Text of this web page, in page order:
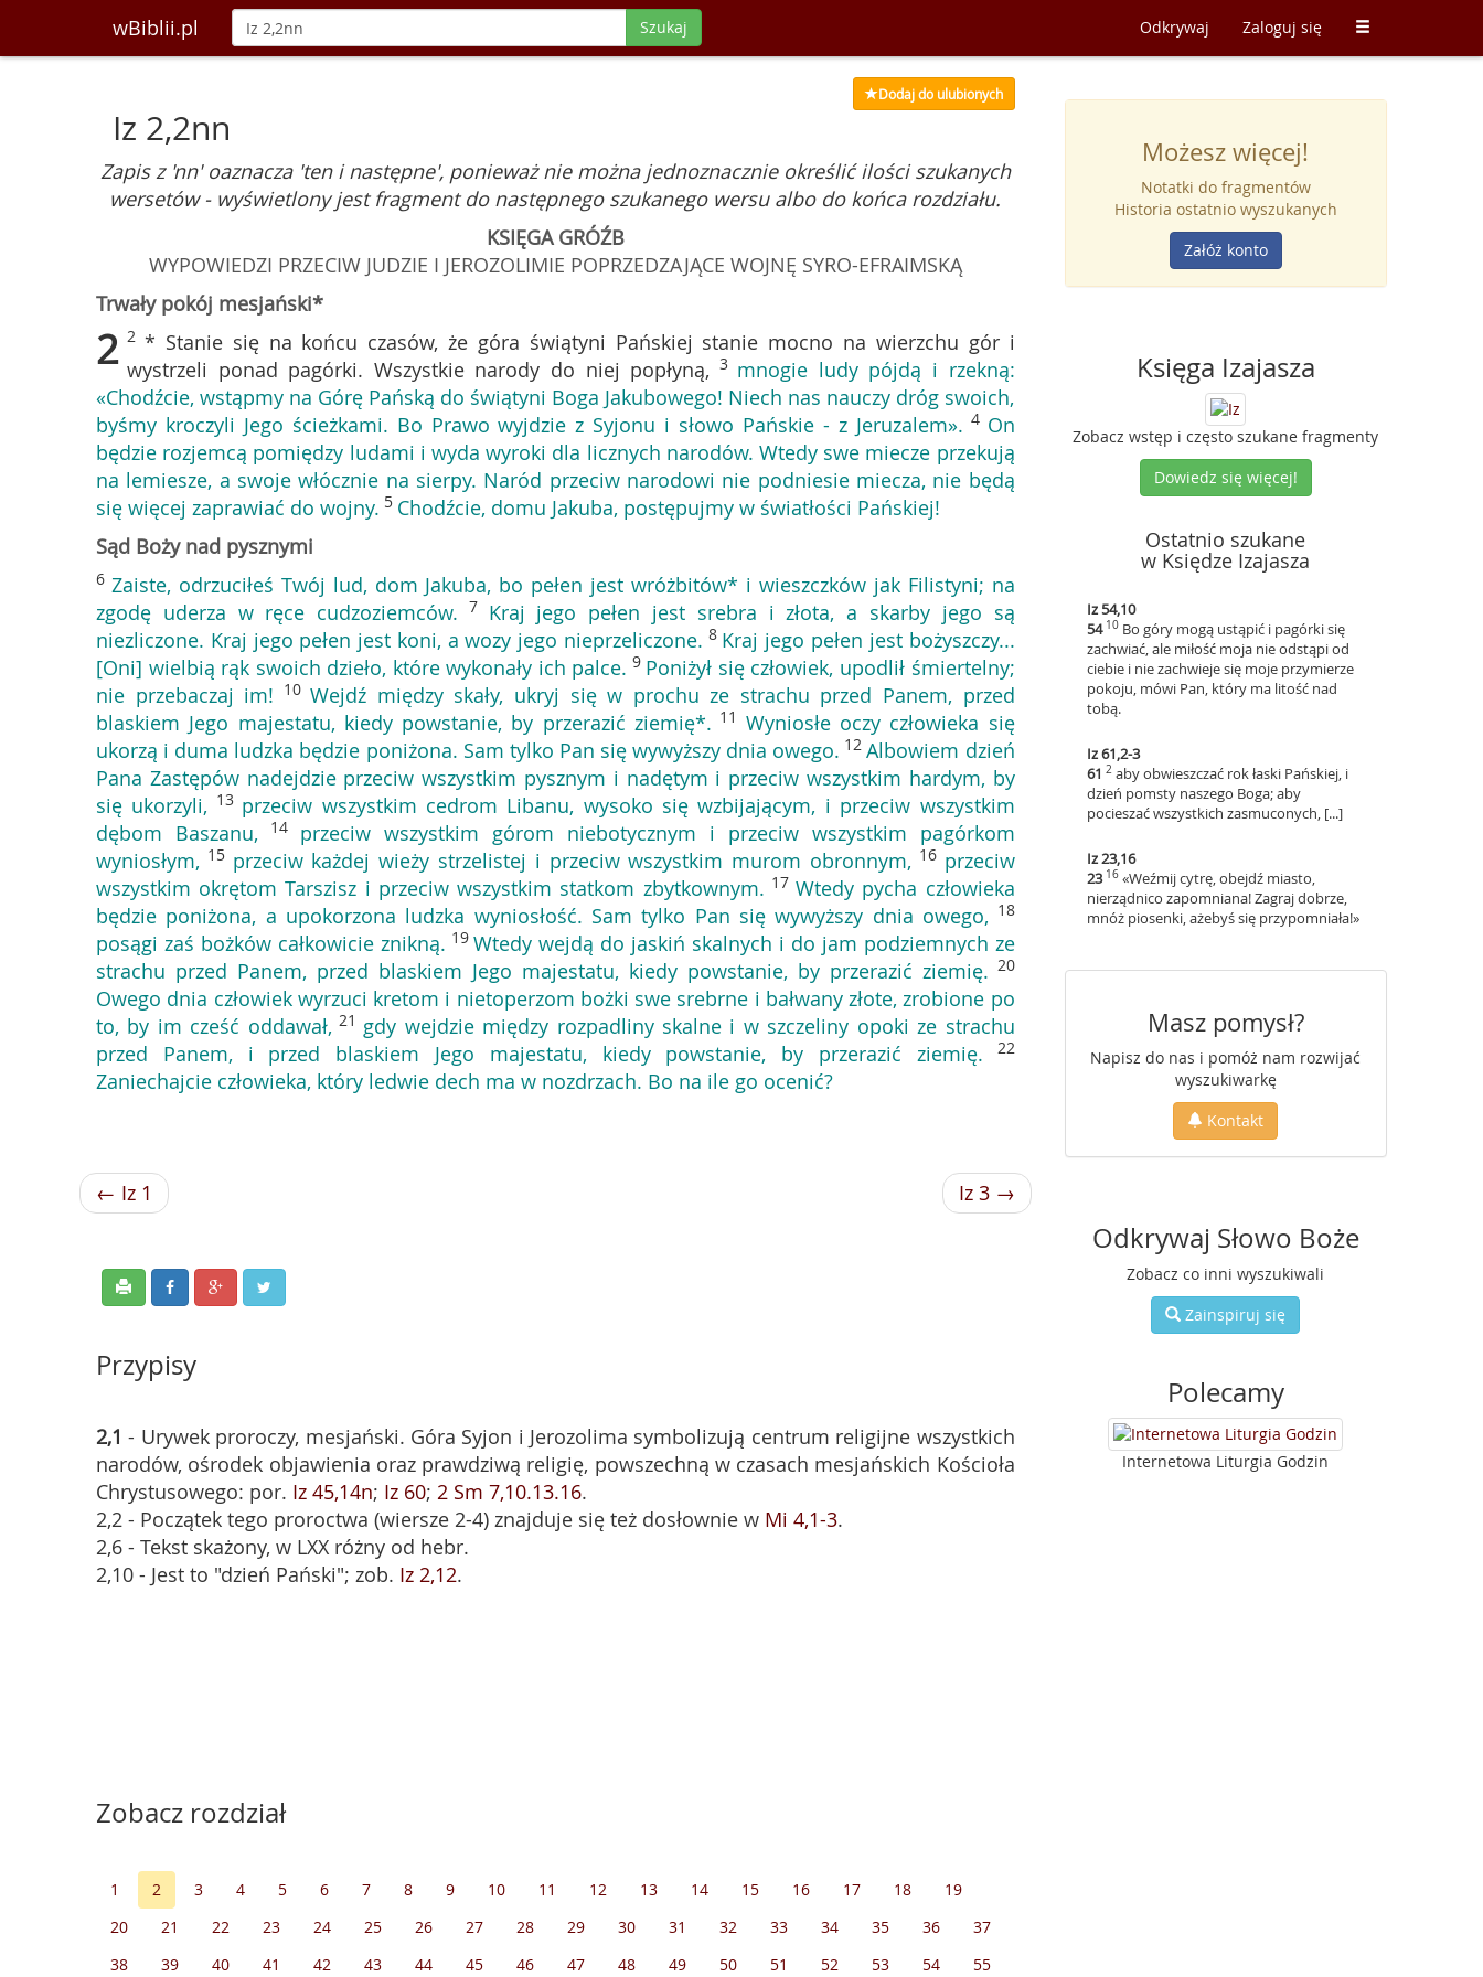
wBiblii.pl Szukaj Odkrywaj Zaloguj się
Dodaj do ulubionych
Iz 2,2nn
Zapis z 'nn' oaznacza 'ten i następne', ponieważ nie można jednoznacznie określić ilości szukanych
wersetów - wyświetlony jest fragment do następnego szukanego wersu albo do końca rozdziału.
KSIĘGA GRÓŹB
WYPOWIEDZI PRZECIW JUDZIE I JEROZOLIMIE POPRZEDZAJĄCE WOJNĘ SYRO-EFRAIMSKĄ
Trwały pokój mesjański*
2 2* Stanie się na końcu czasów, że góra świątyni Pańskiej stanie mocno na wierzchu gór i
wystrzeli ponad pagórki. Wszystkie narody do niej popłyną, 3 mnogie ludy pójdą i rzekną:
«Chodźcie, wstąpmy na Górę Pańską do świątyni Boga Jakubowego! Niech nas nauczy dróg swoich,
byśmy kroczyli Jego ścieżkami. Bo Prawo wyjdzie z Syjonu i słowo Pańskie - z Jeruzalem». 4 On
będzie rozjemcą pomiędzy ludami i wyda wyroki dla licznych narodów. Wtedy swe miecze przekują
na lemiesze, a swoje włócznie na sierpy. Naród przeciw narodowi nie podniesie miecza, nie będą
się więcej zaprawiać do wojny. 5 Chodźcie, domu Jakuba, postępujmy w światłości Pańskiej!
Sąd Boży nad pysznymi
6 Zaiste, odrzuciłeś Twój lud, dom Jakuba, bo pełen jest wróżbitów* i wieszczków jak Filistyni; na
zgodę uderza w ręce cudzoziemców. 7 Kraj jego pełen jest srebra i złota, a skarby jego są
niezliczone. Kraj jego pełen jest koni, a wozy jego nieprzeliczone. 8 Kraj jego pełen jest bożyszczy...
[Oni] wielbią rąk swoich dzieło, które wykonały ich palce. 9 Poniżył się człowiek, upodlił śmiertelny;
nie przebaczaj im! 10Wejdź między skały, ukryj się w prochu ze strachu przed Panem, przed
blaskiem Jego majestatu, kiedy powstanie, by przerazić ziemię*. 11 Wyniosłe oczy człowieka się
ukorzą i duma ludzka będzie poniżona. Sam tylko Pan się wywyższy dnia owego. 12 Albowiem dzień
Pana Zastępów nadejdzie przeciw wszystkim pysznym i nadętym i przeciw wszystkim hardym, by
się ukorzyli, 13 przeciw wszystkim cedrom Libanu, wysoko się wzbijającym, i przeciw wszystkim
dębom Baszanu, 14 przeciw wszystkim górom niebotycznym i przeciw wszystkim pagórkom
wyniosłym, 15 przeciw każdej wieży strzelistej i przeciw wszystkim murom obronnym, 16 przeciw
wszystkim okrętom Tarszisz i przeciw wszystkim statkom zbytkownym. 17Wtedy pycha człowieka
będzie poniżona, a upokorzona ludzka wyniosłość. Sam tylko Pan się wywyższy dnia owego, 18
posągi zaś bożków całkowicie znikną. 19Wtedy wejdą do jaskiń skalnych i do jam podziemnych ze
strachu przed Panem, przed blaskiem Jego majestatu, kiedy powstanie, by przerazić ziemię. 20
Owego dnia człowiek wyrzuci kretom i nietoperzom bożki swe srebrne i bałwany złote, zrobione po
to, by im cześć oddawał, 21 gdy wejdzie między rozpadliny skalne i w szczeliny opoki ze strachu
przed Panem, i przed blaskiem Jego majestatu, kiedy powstanie, by przerazić ziemię. 22
Zaniechajcie człowieka, który ledwie dech ma w nozdrzach. Bo na ile go ocenić?
← Iz 1 Iz 3 →
Przypisy
2,1 - Urywek proroczy, mesjański. Góra Syjon i Jerozolima symbolizują centrum religijne wszystkich
narodów, ośrodek objawienia oraz prawdziwą religię, powszechną w czasach mesjańskich Kościoła
Chrystusowego: por. Iz 45,14n; Iz 60; 2 Sm 7,10.13.16.
2,2 - Początek tego proroctwa (wiersze 2-4) znajduje się też dosłownie w Mi 4,1-3.
2,6 - Tekst skażony, w LXX różny od hebr.
2,10 - Jest to "dzień Pański"; zob. Iz 2,12.
Zobacz rozdział
1 2 3 4 5 6 7 8 9 10 11 12 13 14 15 16 17 18
19
20
21 22 23 24 25 26 27 28 29 30 31 32 33 34 35 36
37
38
39 40 41 42 43 44 45 46 47 48 49 50 51 52 53 54 55
Możesz więcej!
Notatki do fragmentów
Historia ostatnio wyszukanych
Załóż konto
Księga Izajasza
Zobacz wstęp i często szukane fragmenty
Dowiedz się więcej!
Ostatnio szukane
w Księdze Izajasza
Iz 54,10
5410 Bo góry mogą ustąpić i pagórki się
zachwiać, ale miłość moja nie odstąpi od
ciebie i nie zachwieje się moje przymierze
pokoju, mówi Pan, który ma litość nad
tobą.
Iz 61,2-3
61 2 aby obwieszczać rok łaski Pańskiej, i
dzień pomsty naszego Boga; aby
pocieszać wszystkich zasmuconych, [...]
Iz 23,16
2316 «Weźmij cytrę, obejdź miasto,
nierządnico zapomniana! Zagraj dobrze,
mnóż piosenki, ażebyś się przypomniała!»
Masz pomysł?
Napisz do nas i pomóż nam rozwijać
wyszukiwarkę
Kontakt
Odkrywaj Słowo Boże
Zobacz co inni wyszukiwali
Zainspiruj się
Polecamy
Internetowa Liturgia Godzin